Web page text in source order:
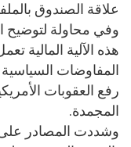
علاقة الصندوق
وفي محاولة لتوضيح
هذه الآلية
المفاوضات
رفع العقوبات
المجمدة.
وشددت المصادر على